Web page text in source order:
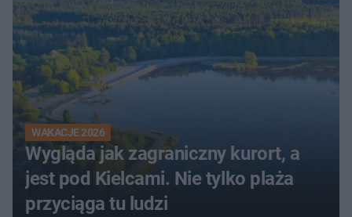
WAKACJE 2026
Wygląda jak zagraniczny kurort, a
jest pod Kielcami. Nie tylko plaża
przyciąga tu ludzi